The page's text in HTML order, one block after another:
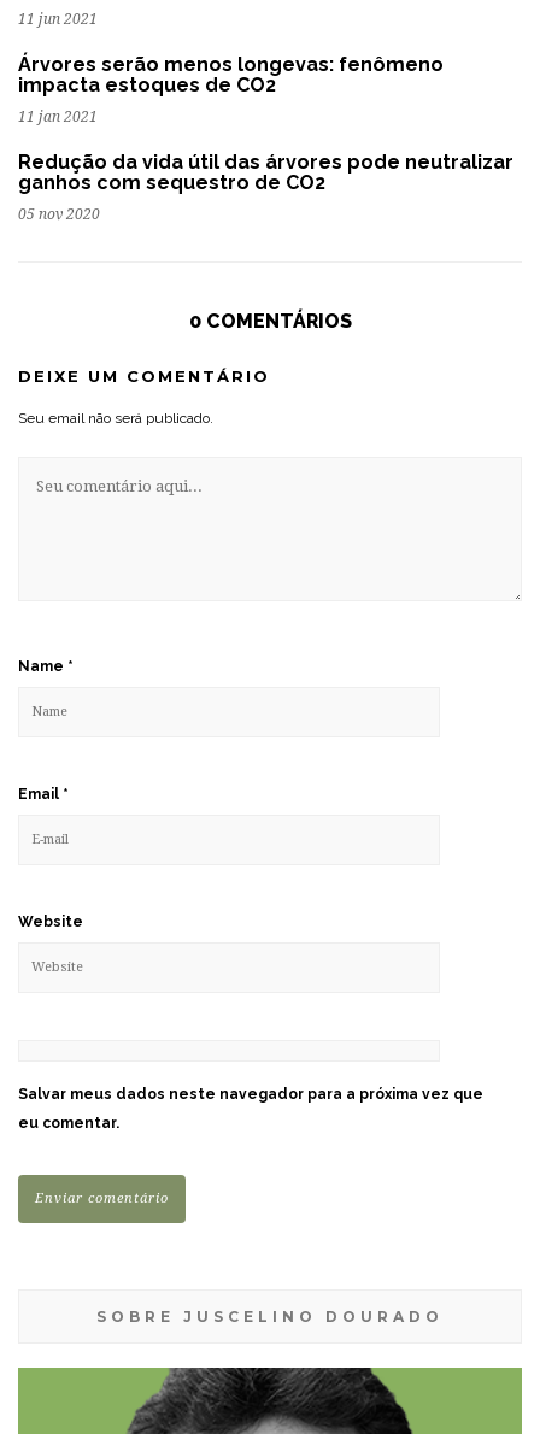
11 jun 2021
Árvores serão menos longevas: fenômeno
impacta estoques de CO2
11 jan 2021
Redução da vida útil das árvores pode neutralizar
ganhos com sequestro de CO2
05 nov 2020
0 COMENTÁRIOS
DEIXE UM COMENTÁRIO
Seu email não será publicado.
Name *
Email *
Website
Salvar meus dados neste navegador para a próxima vez que
eu comentar.
SOBRE JUSCELINO DOURADO